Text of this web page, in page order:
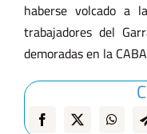
haberse volcado a
trabajadores del
demoradas en la